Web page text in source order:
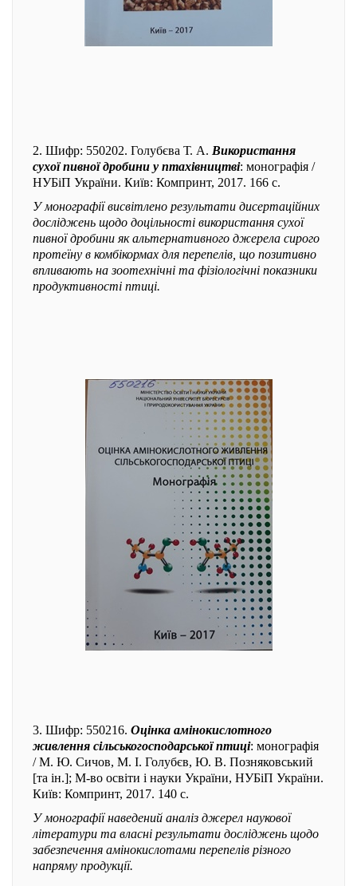
2. Шифр: 550202. Голубєва Т. А. Використання
сухої пивної дробини у птахівництві: монографія /
НУБіП України. Київ: Компринт, 2017. 166 с.
У монографії висвітлено результати дисертаційних
досліджень щодо доцільності використання сухої
пивної дробини як альтернативного джерела сирого
протеїну в комбікормах для перепелів, що позитивно
впливають на зоотехнічні та фізіологічні показники
продуктивності птиці.
3. Шифр: 550216. Оцінка амінокислотного
живлення сільськогосподарської птиці: монографія
/ М. Ю. Сичов, М. І. Голубєв, Ю. В. Позняковський
[та ін.]; М-во освіти і науки України, НУБіП України.
Київ: Компринт, 2017. 140 с.
У монографії наведений аналіз джерел наукової
літератури та власні результати досліджень щодо
забезпечення амінокислотами перепелів різного
напряму продукції.